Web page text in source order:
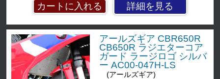
詳細を見る
アールズギア CBR650R
CB650R ラジエターコア
ガード ラージロゴ シルバ
ー AC00-047H-LS
(アールズギア)